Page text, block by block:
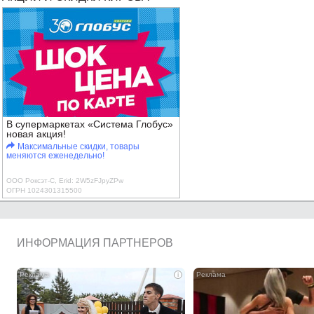
В супермаркетах «Система Глобус»
новая акция!
Максимальные скидки, товары
меняются еженедельно!
ООО Роксэт-С, Erid: 2W5zFJpyZPw
ОГРН 1024301315500
ИНФОРМАЦИЯ ПАРТНЕРОВ
i